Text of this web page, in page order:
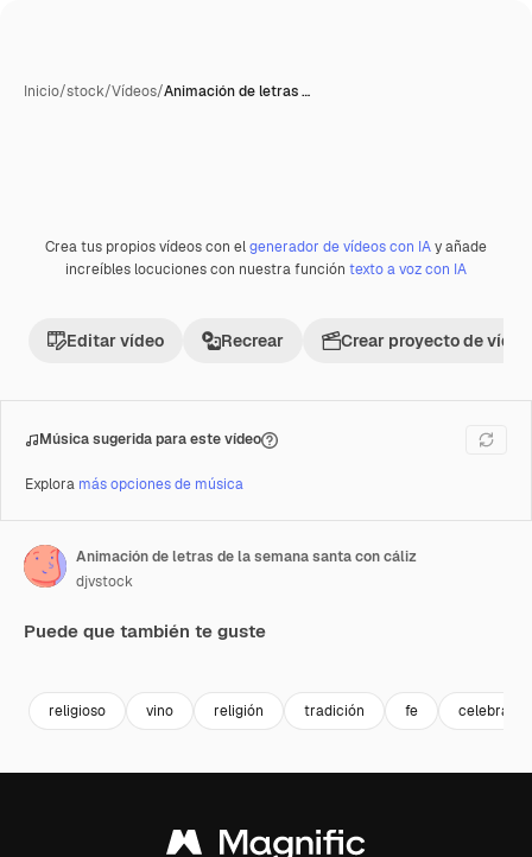
Inicio/stock/Vídeos/Animación de letras …
Premium
Crea tus propios vídeos con elgenerador de vídeos con IAy añade
increíbles locuciones con nuestra función texto a voz con IA
Editar vídeo Recrear Crear proyecto de vídeo
Música sugerida para este vídeo
Explora más opciones de música
Animación de letras de la semana santa con cáliz
djvstock
Puede que también te guste
religioso vino religión tradición fe